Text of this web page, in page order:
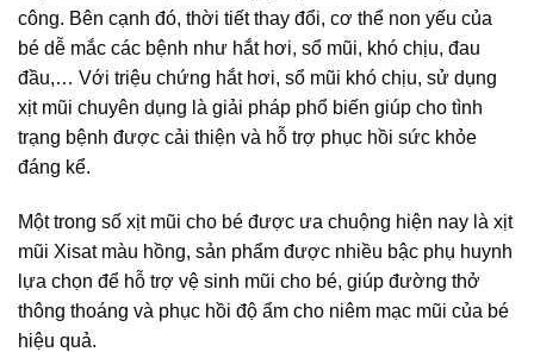
công. Bên cạnh đó, thời tiết thay đổi, cơ thể non yếu của
bé dễ mắc các bệnh như hắt hơi, sổ mũi, khó chịu, đau
đầu,… Với triệu chứng hắt hơi, sổ mũi khó chịu, sử dụng
xịt mũi chuyên dụng là giải pháp phổ biến giúp cho tình
trạng bệnh được cải thiện và hỗ trợ phục hồi sức khỏe
đáng kể.
Một trong số xịt mũi cho bé được ưa chuộng hiện nay là xịt
mũi Xisat màu hồng, sản phẩm được nhiều bậc phụ huynh
lựa chọn để hỗ trợ vệ sinh mũi cho bé, giúp đường thở
thông thoáng và phục hồi độ ẩm cho niêm mạc mũi của bé
hiệu quả.